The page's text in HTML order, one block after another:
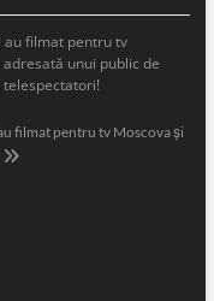
filmat pentru tv
unui public de
filmat pentru tv Moscova și